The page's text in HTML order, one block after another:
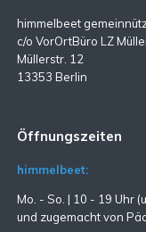
himmelbeet
c/o VorOrtBüro LZ
Müllerstr. 12
13353 Berlin
Öffnungszeiten
himmelbeet:
Mo. - So. | 10 - 19 Uhr
und zugemachtvon